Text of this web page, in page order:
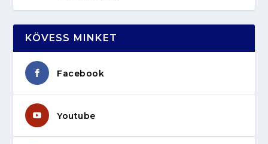
KÖVESS MINKET
Facebook
Youtube